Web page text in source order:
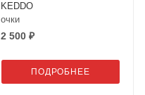
KEDDO
очки
2 500 ₽
ПОДРОБНЕЕ